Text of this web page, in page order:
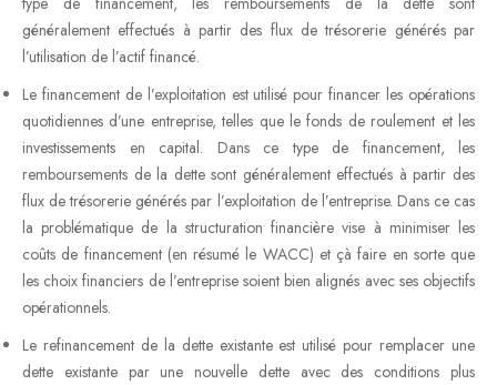
généralement effectués à partir des flux de trésorerie générés par
l’utilisation de l’actif financé.
Le financement de l’exploitation est utilisé pour financer les opérations
quotidiennes d’une entreprise, telles que le fonds de roulement et les
investissements en capital. Dans ce type de financement, les
remboursements de la dette sont généralement effectués à partir des
flux de trésorerie générés par l’exploitation de l’entreprise. Dans ce cas
la problématique de la structuration financière vise à minimiser les
coûts de financement (en résumé le WACC) et çà faire en sorte que
les choix financiers de l’entreprise soient bien alignés avec ses objectifs
opérationnels.
Le refinancement de la dette existante est utilisé pour remplacer une
dette existante par une nouvelle dette avec des conditions plus